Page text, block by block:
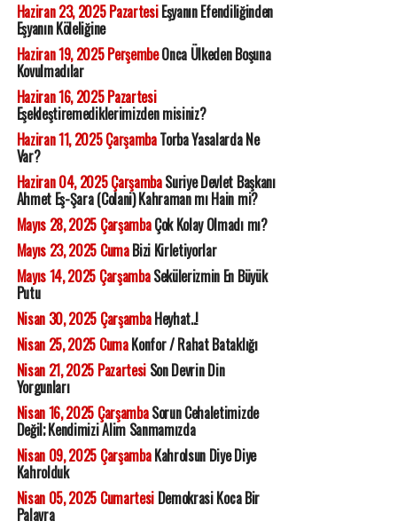
Haziran 23, 2025 PazartesiEşyanın Efendiliğinden
Eşyanın Köleliğine
Haziran 19, 2025 PerşembeOnca Ülkeden Boşuna
Kovulmadılar
Haziran 16, 2025 Pazartesi
Eşekleştiremediklerimizden misiniz?
Haziran 11, 2025 ÇarşambaTorba Yasalarda Ne
Var?
Haziran 04, 2025 ÇarşambaSuriye Devlet Başkanı
Ahmet Eş-Şara (Colani) Kahraman mı Hain mi?
Mayıs 28, 2025 ÇarşambaÇok Kolay Olmadı mı?
Mayıs 23, 2025 CumaBizi Kirletiyorlar
Mayıs 14, 2025 ÇarşambaSekülerizmin En Büyük
Putu
Nisan 30, 2025 ÇarşambaHeyhat..!
Nisan 25, 2025 CumaKonfor / Rahat Bataklığı
Nisan 21, 2025 PazartesiSon Devrin Din
Yorgunları
Nisan 16, 2025 ÇarşambaSorun Cehaletimizde
Değil; Kendimizi Alim Sanmamızda
Nisan 09, 2025 ÇarşambaKahrolsun Diye Diye
Kahrolduk
Nisan 05, 2025 CumartesiDemokrasi Koca Bir
Palavra